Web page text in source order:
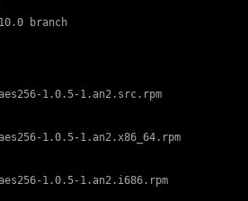
branch
1.0.5-1.an2.src.rpm
1.0.5-1.an2.x86_64.rpm
1.0.5-1.an2.i686.rpm